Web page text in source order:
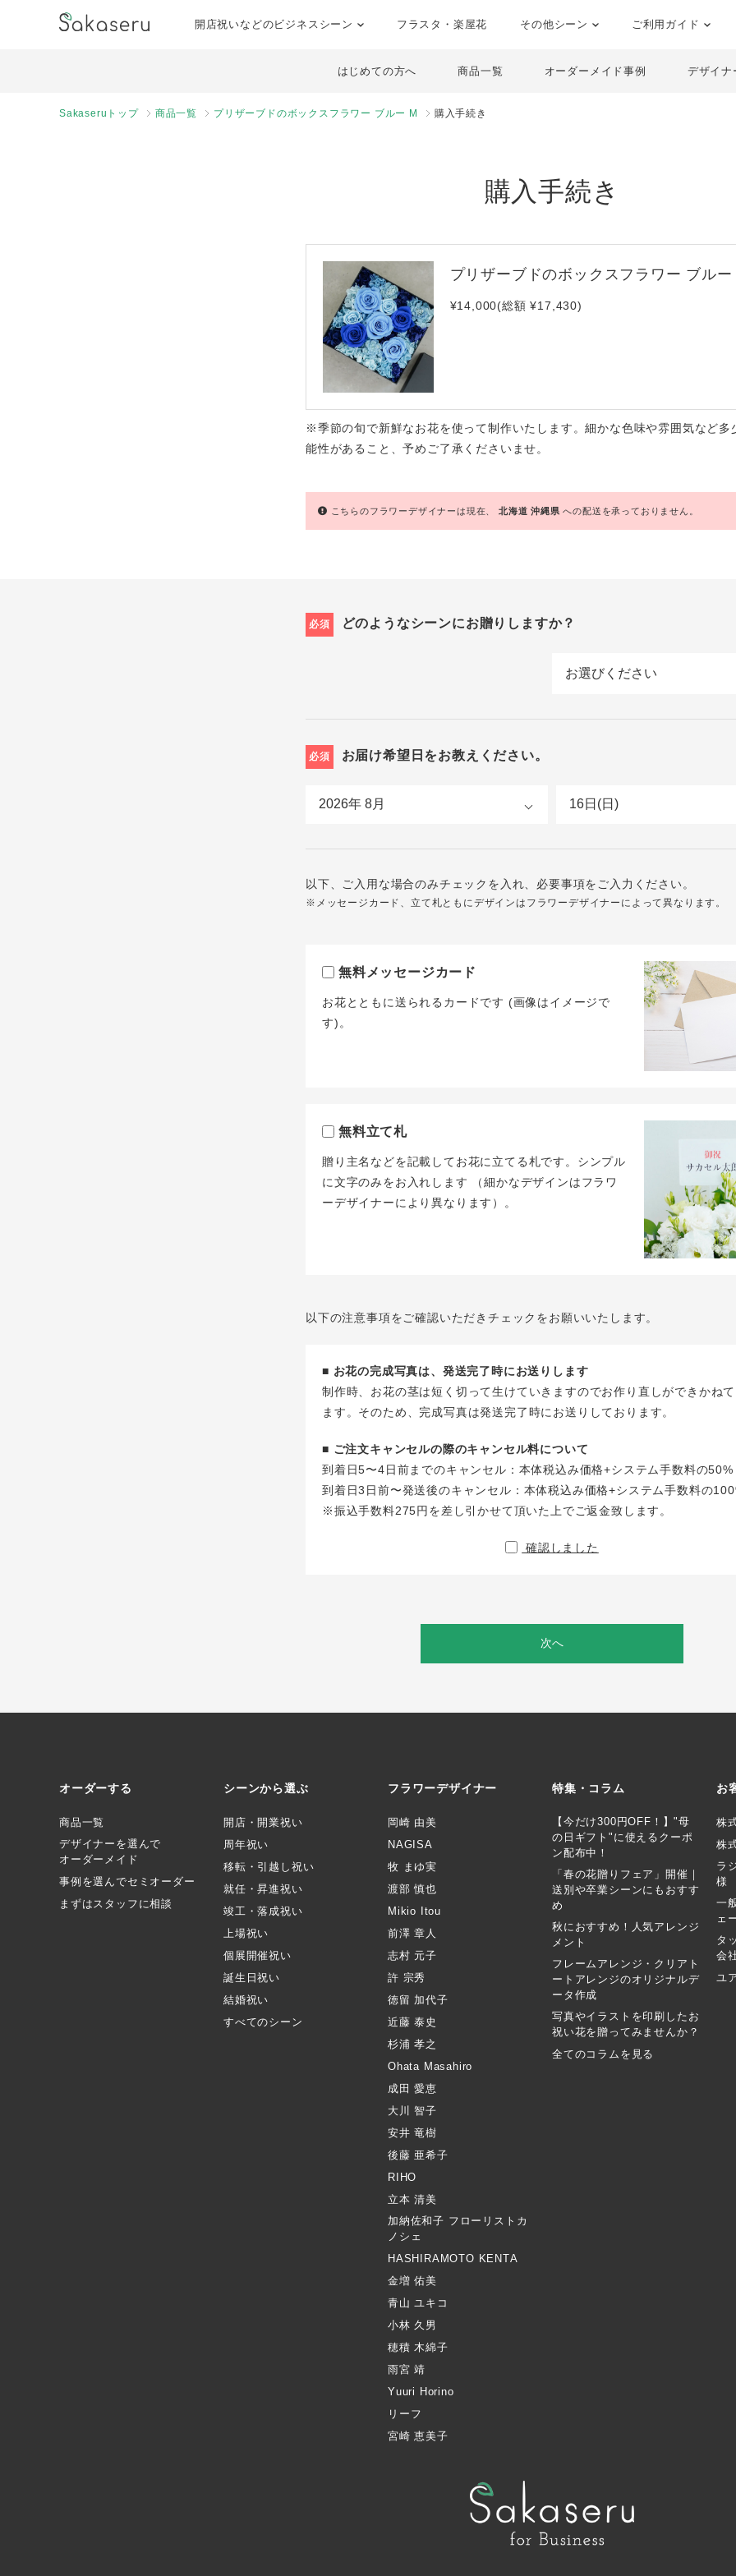
開店祝いなどのビジネスシーン フラスタ・楽屋花 その他シーン ご利用ガイド
はじめての方へ 商品一覧 オーダーメイド事例 デザイナ
Sakaseruトップ 商品一覧 プリザーブドのボックスフラワー ブルー M 購入手続き
購入手続き
プリザーブドのボックスフラワー ブルー
¥14,000(総額 ¥17,430)
※季節の旬で新鮮なお花を使って制作いたします。細かな色味や雰囲気など多
能性があること、予めご了承くださいませ。
こちらのフラワーデザイナーは現在、北海道沖縄県への配送を承っておりません。
必須 どのようなシーンにお贈りしますか？
必須 お届け希望日をお教えください。
以下、ご入用な場合のみチェックを入れ、必要事項をご入力ください。
※メッセージカード、立て札ともにデザインはフラワーデザイナーによって異なります。
無料メッセージカード
お花とともに送られるカードです (画像はイメージで
す)。
無料立て札
贈り主名などを記載してお花に立てる札です。シンプル
に文字のみをお入れします （細かなデザインはフラワ
ーデザイナーにより異なります）。
以下の注意事項をご確認いただきチェックをお願いいたします。
■ お花の完成写真は、発送完了時にお送りします
制作時、お花の茎は短く切って生けていきますのでお作り直しができかね
ます。そのため、完成写真は発送完了時にお送りしております。
■ ご注文キャンセルの際のキャンセル料について
到着日5〜4日前までのキャンセル：本体税込み価格+システム手数料の50%
到着日3日前〜発送後のキャンセル：本体税込み価格+システム手数料の
※振込手数料275円を差し引かせて頂いた上でご返金致します。
確認しました
次へ
オーダーする
商品一覧
デザイナーを選んで
オーダーメイド
事例を選んでセミオーダー
まずはスタッフに相談
シーンから選ぶ
開店・開業祝い
周年祝い
移転・引越し祝い
就任・昇進祝い
竣工・落成祝い
上場祝い
個展開催祝い
誕生日祝い
結婚祝い
すべてのシーン
フラワーデザイナー
岡崎 由美
NAGISA
牧 まゆ実
渡部 慎也
Mikio Itou
前澤 章人
志村 元子
許 宗秀
徳留 加代子
近藤 泰史
杉浦 孝之
Ohata Masahiro
成田 愛恵
大川 智子
安井 竜樹
後藤 亜希子
RIHO
立本 清美
加納佐和子 フローリストカ
ノシェ
HASHIRAMOTO KENTA
金増 佑美
青山 ユキコ
小林 久男
穂積 木綿子
雨宮 靖
Yuuri Horino
リーフ
宮崎 恵美子
特集・コラム
【今だけ300円OFF！】"母
の日ギフト"に使えるクーポ
ン配布中！
「春の花贈りフェア」開催｜
送別や卒業シーンにもおすす
め
秋におすすめ！人気アレンジ
メント
フレームアレンジ・クリアト
ートアレンジのオリジナルデ
ータ作成
写真やイラストを印刷したお
祝い花を贈ってみませんか？
全てのコラムを見る
お
株
株
ラ
様
一
ェ
タ
会
ユ